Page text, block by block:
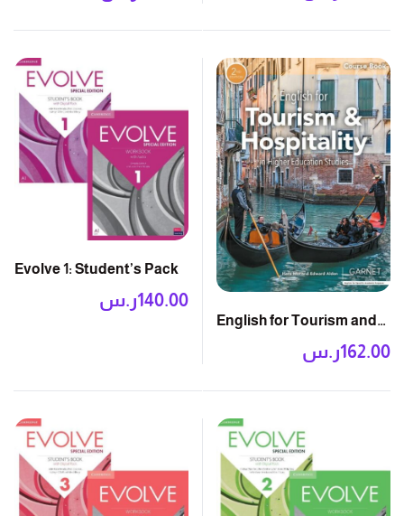
English for Tourism and
Hospitality 2E: Course
ر.س162.00
Evolve 1: Student’s Pack
ر.س140.00